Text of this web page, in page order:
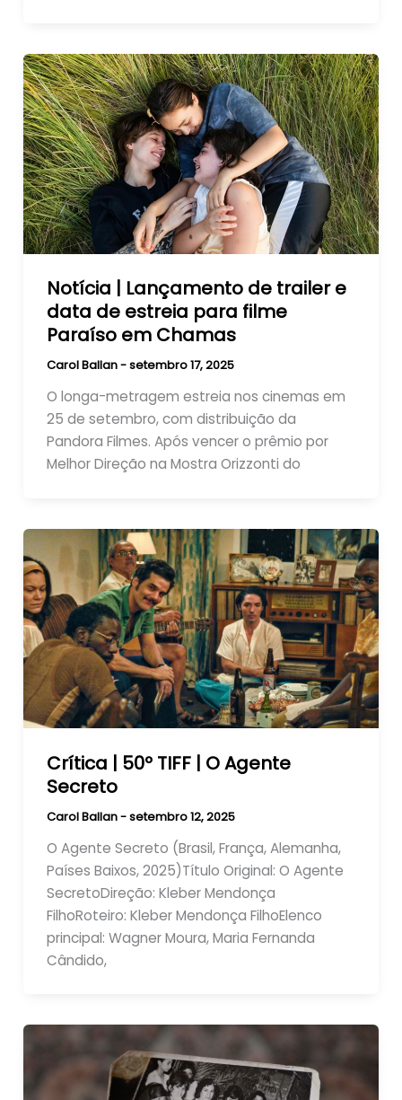
Notícia | Lançamento de trailer e
data de estreia para filme
Paraíso em Chamas
Carol Ballan-setembro 17, 2025
O longa-metragem estreia nos cinemas em
25 de setembro, com distribuição da
Pandora Filmes. Após vencer o prêmio por
Melhor Direção na Mostra Orizzonti do
Crítica | 50º TIFF | O Agente
Secreto
Carol Ballan-setembro 12, 2025
O Agente Secreto (Brasil, França, Alemanha,
Países Baixos, 2025)Título Original: O Agente
SecretoDireção: Kleber Mendonça
FilhoRoteiro: Kleber Mendonça FilhoElenco
principal: Wagner Moura, Maria Fernanda
Cândido,